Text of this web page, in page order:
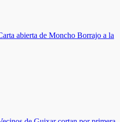
abierta de Moncho Borrajo a la